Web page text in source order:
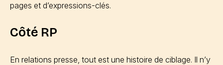
pages et d’expressions-clés.
Côté RP
En relations presse, tout est une histoire de ciblage. Il n’y